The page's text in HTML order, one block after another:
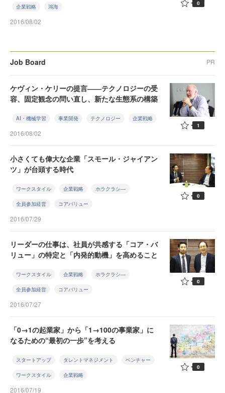
企業戦略 鴻海
2016/08/02
0
Job Board PR
ケヴィン・ケリーの提言――テクノロジーの受
容、固定観念の問い直し、新たな生態系の構築
AI・機械学習 事業開発 テクノロジー 企業戦略
2016/08/02
1
小さくても偉大な企業「スモール・ジャイアン
ツ」が台頭する時代
ワークスタイル 企業戦略 ホラクラシ―
全員参加経営 コアバリュー
2016/07/29
0
リーダーの仕事は、社員が共感する「コア・バ
リュー」の特定と「内発的動機」を高めること
ワークスタイル 企業戦略 ホラクラシ―
全員参加経営 コアバリュー
2016/07/27
0
「0→1の起業家」から「1→100の事業家」に
なるための“最初の一歩”を考える
スタートアップ タレントマネジメント ベンチャー
ワークスタイル 企業戦略
2016/07/19
0